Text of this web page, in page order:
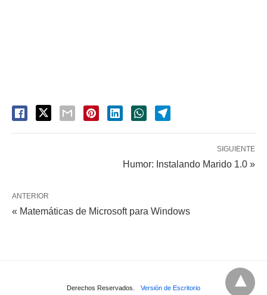
SIGUIENTE
Humor: Instalando Marido 1.0 »
ANTERIOR
« Matemáticas de Microsoft para Windows
Derechos Reservados. Versión de Escritorio